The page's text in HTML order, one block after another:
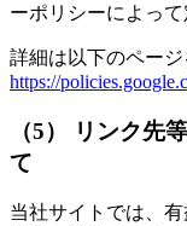
ーポリシーによって
詳細は以下のページ
https://
（5） リンク先
て
当社サイトでは、